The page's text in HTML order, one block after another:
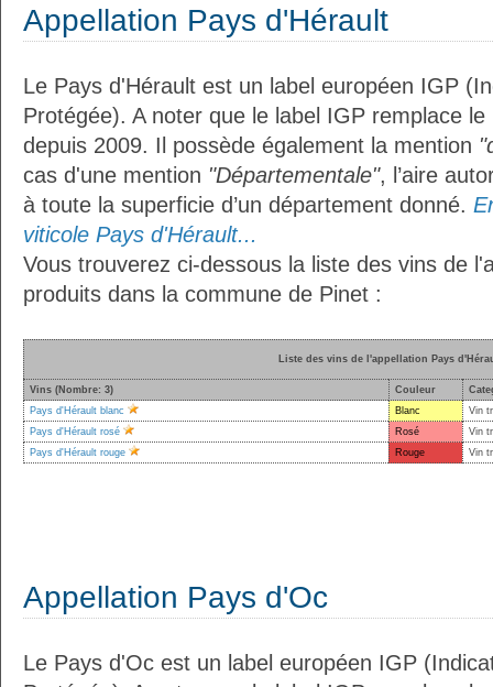
Appellation Pays d'Hérault
Le Pays d'Hérault est un label européen IGP
Protégée). A noter que le label IGP remplace
depuis 2009. Il possède également la mention
cas d'une mention "Départementale", l’aire
à toute la superficie d’un département donné.
viticole Pays d'Hérault...
Vous trouverez ci-dessous la liste des vins de
produits dans la commune de Pinet :
Liste des vins de l'appellation Pays
Vins (Nombre: 3) Couleur
Pays d'Hérault blanc
Blanc
Vin
Pays d'Hérault rosé
Rosé
Vin
Pays d'Hérault rouge
Rouge Vin
Appellation Pays d'Oc
Le Pays d'Oc est un label européen IGP